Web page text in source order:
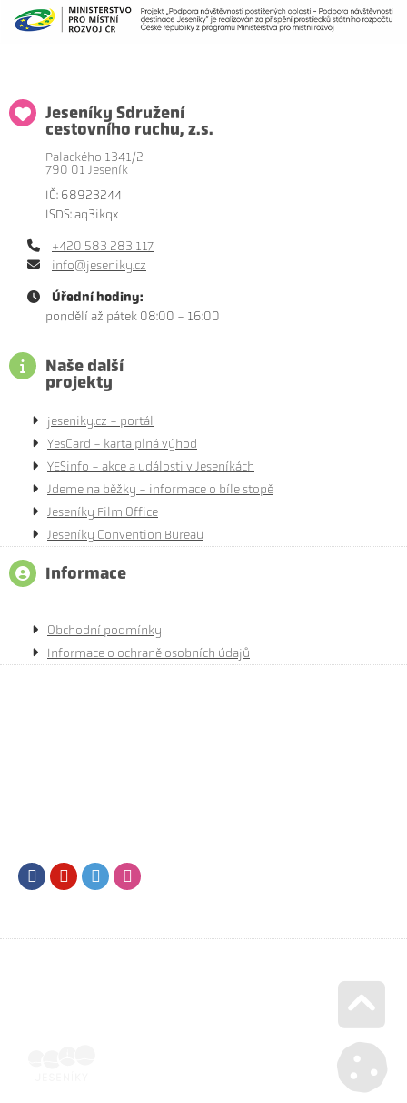
Jeseníky Sdružení
cestovního ruchu, z.s.
Palackého 1341/2
790 01 Jeseník
IČ: 68923244
ISDS: aq3ikqx
+420 583 283 117
info@jeseniky.cz
Úřední hodiny:
pondělí až pátek 08:00 - 16:00
Naše další
projekty
jeseniky.cz - portál
YesCard - karta plná výhod
YESinfo - akce a události v Jeseníkách
Jdeme na běžky - informace o bíle stopě
Jeseníky Film Office
Jeseníky Convention Bureau
Informace
Obchodní podmínky
Informace o ochraně osobních údajů
FacebookYoutubeTwitter
Go